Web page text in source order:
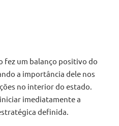
fez um balanço positivo do
a importância dele nos
no interior do estado.
imediatamente a
definida.